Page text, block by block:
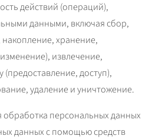
действий (операций),
данными, включая сбор,
хранение,
извлечение,
доступ),
удаление и уничтожение.
персональных данных
данных с помощью средств